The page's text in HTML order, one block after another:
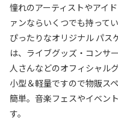
憧れのアーティストやアイ
ァンならいくつでも持って
ぴったりなオリジナル パス
は、ライブグッズ・コンサ
人さんなどのオフィシャル
小型＆軽量ですので物販ス
簡単。音楽フェスやイベン
す。